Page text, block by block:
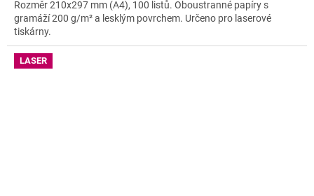
Rozměr 210x297 mm (A4), 100 listů. Oboustranné papíry s
gramáží 200 g/m² a lesklým povrchem. Určeno pro laserové
tiskárny.
LASER